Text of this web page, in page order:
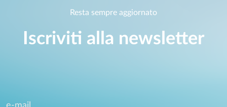
Resta sempre aggiornato
Iscriviti alla newsletter